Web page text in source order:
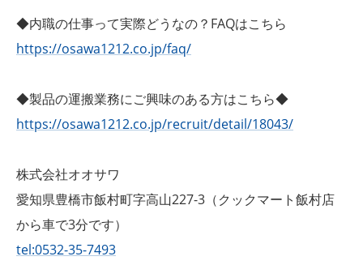
◆内職の仕事って実際どうなの？FAQはこちら
https://osawa1212.co.jp/faq/
◆製品の運搬業務にご興味のある方はこちら◆
https://osawa1212.co.jp/recruit/detail/18043/
株式会社オオサワ
愛知県豊橋市飯村町字高山227-3（クックマート飯村店
から車で3分です）
tel:0532-35-7493